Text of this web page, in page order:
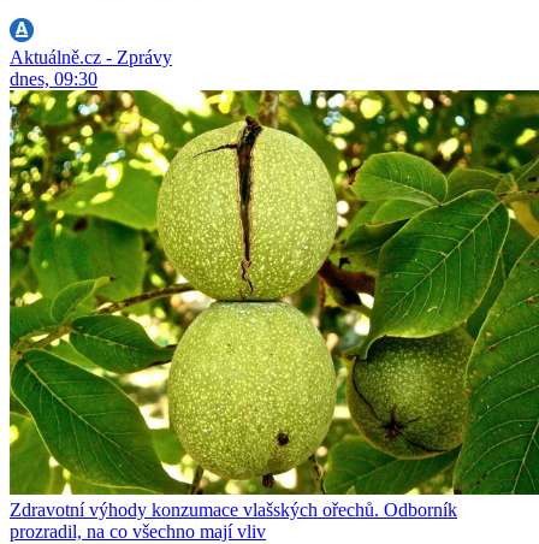
Aktuálně.cz - Zprávy
dnes, 09:30
Zdravotní výhody konzumace vlašských ořechů. Odborník
prozradil, na co všechno mají vliv